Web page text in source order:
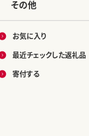
その他
お気に入り
最近チェックした返礼品
寄付する